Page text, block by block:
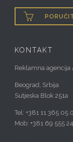

KONTAKT
Reklamna agencija
Beograd, Srbija
Sutjeska Blok 251a
Tel: +381 11 365 05
Mob: +381 69 555